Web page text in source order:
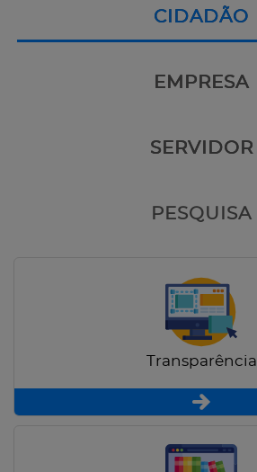
CIDADÃO
EMPRESA
SERVIDOR
PESQUISA
Transparência